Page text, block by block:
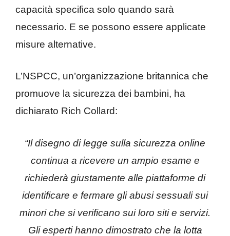
capacità specifica solo quando sarà
necessario. E se possono essere applicate
misure alternative.
L’NSPCC, un’organizzazione britannica che
promuove la sicurezza dei bambini, ha
dichiarato Rich Collard:
“Il disegno di legge sulla sicurezza online
continua a ricevere un ampio esame e
richiederà giustamente alle piattaforme di
identificare e fermare gli abusi sessuali sui
minori che si verificano sui loro siti e servizi.
Gli esperti hanno dimostrato che la lotta